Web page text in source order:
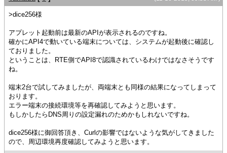
>dice256様
アプレット起動前は最新のAPIが表示されるのですね。
確かにAPI4で動いている端末については、システムが起動後に確認し
ておりました。
ということは、RTE側でAPI8で認識されているわけではなさそうです
ね。
端末2台で試してみましたが、両端末とも同様の結果になってしまって
おります。
エラー端末の接続環境等を再確認してみようと思います。
もしかしたらDNS周りの設定漏れのためかもしれないですね。
dice256様に御回答頂き、Curlの影響ではないような気がしてきました
ので、周辺環境再度確認してみようと思います。